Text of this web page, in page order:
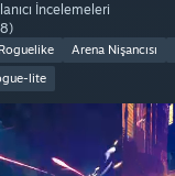
İncelemeleri
Arena Nişancısı
lite